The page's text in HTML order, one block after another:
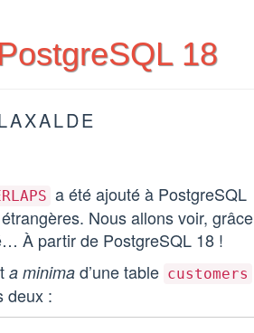
18
a été ajouté à PostgreSQL
Nous allons voir, grâce
À partir de PostgreSQL 18 !
a minimad’une table customers
deux :